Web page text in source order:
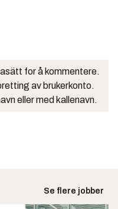
for å kommentere.
av brukerkonto.
eller med kallenavn.
Se flere jobber